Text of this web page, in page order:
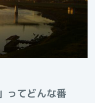
ってどんな番